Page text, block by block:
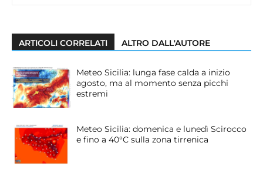
ARTICOLI CORRELATI ALTRO DALL'AUTORE
Meteo Sicilia: lunga fase calda a inizio
agosto, ma al momento senza picchi
estremi
Meteo Sicilia: domenica e lunedì Scirocco
e fino a 40°C sulla zona tirrenica